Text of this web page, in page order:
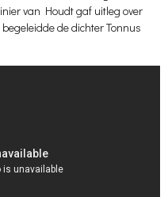
van Houdt gaf uitleg over
de dichter Tonnus